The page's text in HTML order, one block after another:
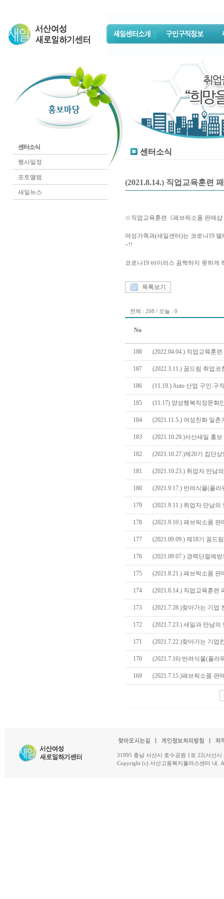
센터소식
행사일정
포토앨범
새일뉴스
센터소식
(2021.8.14.) 직업교육훈련
☆직업교육훈련《패브릭소품 판매샵
여성가족과(새일센터)는 코로나19
~!!
코로나19 바이러스 꼼짝하지 못하게
목록보기
전체 : 208 / 오늘 : 0
No
188 (2022.04.04.) 직업교육훈
187 (2022.3.11.) 꿈드림 취업
186 (11.19.) Auto 산업 구인.구
185 (11.17) 양성행복직장문화
184 (2021.11.5.) 여성친화 일
183 (2021.10.29.)서산새일 홍
182 (2021.10.27.)제20기 집단
181 (2021.10.23.) 취업자 만남
180 (2021.9.17.) 반려식물(플
179 (2021.9.11.) 취업자 만남
178 (2021.9.10.) 패브릭소품
177 (2021.09.09.) 제18기 꿈드
176 (2021.09.07.) 경력단절예
175 (2021.8.21.) 패브릭소품
174 (2021.8.14.) 직업교육훈련
173 (2021.7.28.)찾아가는 기업
172 (2021.7.23.) 새일과 만남의
171 (2021.7.22.)찾아가는 기업
170 (2021.7.16) 반려식물(플라
169 (2021.7.15.)패브릭소품 판
31995 충남 서산시 호수공원 1로 22(서산
Copyright (c) 서산고용복지플러스센터 내.